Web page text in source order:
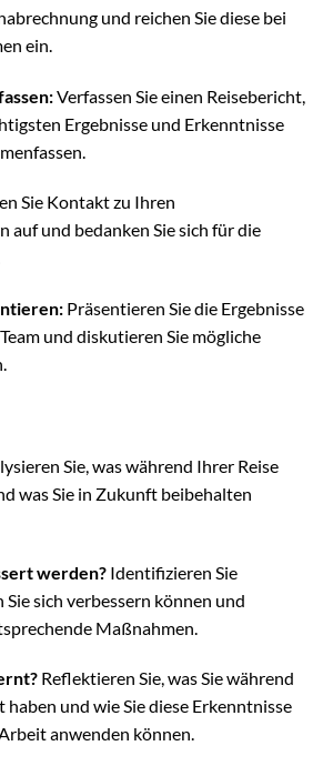
und reichen Sie diese bei
ein.
Verfassen Sie einen Reisebericht,
Ergebnisse und Erkenntnisse
Sie Kontakt zu Ihren
auf und bedanken Sie sich für die
Präsentieren Sie die Ergebnisse
und diskutieren Sie mögliche
Sie, was während Ihrer Reise
was Sie in Zukunft beibehalten
werden?Identifizieren Sie
Sie sich verbessern können und
Maßnahmen.
Reflektieren Sie, was Sie während
haben und wie Sie diese Erkenntnisse
anwenden können.